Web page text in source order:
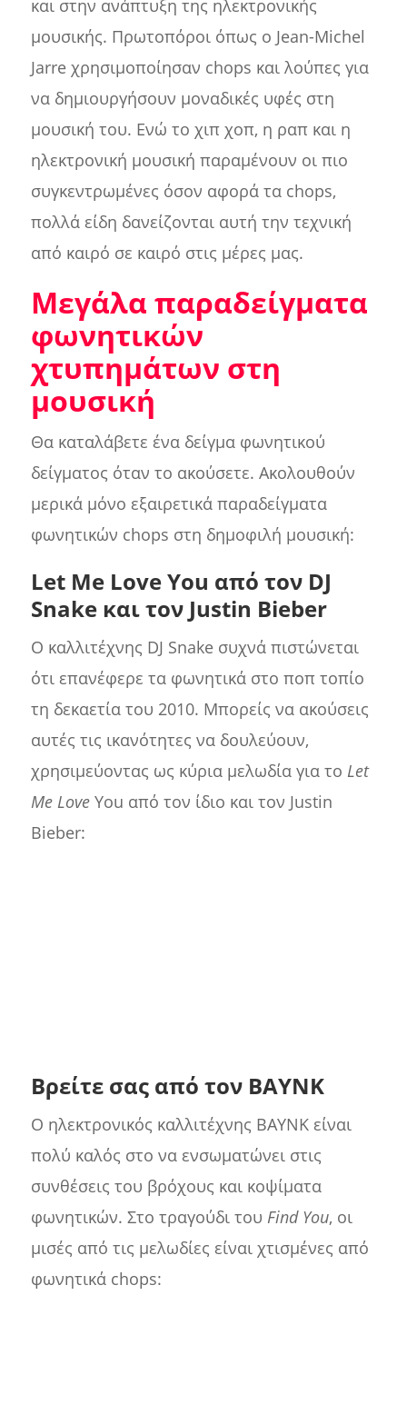
και στην ανάπτυξη της ηλεκτρονικής
μουσικής. Πρωτοπόροι όπως ο Jean-Michel
Jarre χρησιμοποίησαν chops και λούπες για
να δημιουργήσουν μοναδικές υφές στη
μουσική του. Ενώ το χιπ χοπ, η ραπ και η
ηλεκτρονική μουσική παραμένουν οι πιο
συγκεντρωμένες όσον αφορά τα chops,
πολλά είδη δανείζονται αυτή την τεχνική
από καιρό σε καιρό στις μέρες μας.
Μεγάλα παραδείγματα
φωνητικών
χτυπημάτων στη
μουσική
Θα καταλάβετε ένα δείγμα φωνητικού
δείγματος όταν το ακούσετε. Ακολουθούν
μερικά μόνο εξαιρετικά παραδείγματα
φωνητικών chops στη δημοφιλή μουσική:
Let Me Love You από τον DJ
Snake και τον Justin Bieber
Ο καλλιτέχνης DJ Snake συχνά πιστώνεται
ότι επανέφερε τα φωνητικά στο ποπ τοπίο
τη δεκαετία του 2010. Μπορείς να ακούσεις
αυτές τις ικανότητες να δουλεύουν,
χρησιμεύοντας ως κύρια μελωδία για το Let
Me LoveYou από τον ίδιο και τον Justin
Bieber:
Βρείτε σας από τον BAYNK
Ο ηλεκτρονικός καλλιτέχνης BAYNK είναι
πολύ καλός στο να ενσωματώνει στις
συνθέσεις του βρόχους και κοψίματα
φωνητικών. Στο τραγούδι του Find You, οι
μισές από τις μελωδίες είναι χτισμένες από
φωνητικά chops: